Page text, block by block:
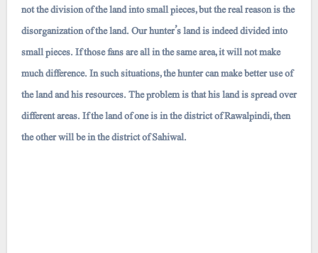
not the division of the land into small pieces, but the real reason is the
disorganization of the land. Our hunter’s land is indeed divided into
small pieces. If those fans are all in the same area, it will not make
much difference. In such situations, the hunter can make better use of
the land and his resources. The problem is that his land is spread over
different areas. If the land of one is in the district of Rawalpindi, then
the other will be in the district of Sahiwal.